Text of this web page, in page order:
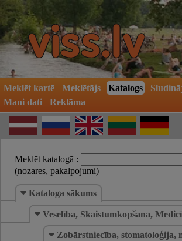
Meklēt kartē Meklētājs Katalogs
Mani dati
Reklāma
Meklēt katalogā :
(nozares, pakalpojumi)
Kataloga sākums
Veselība, Skaistumkopšana,
Zobārstniecība, stomatoloģija,